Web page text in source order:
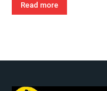
Read more